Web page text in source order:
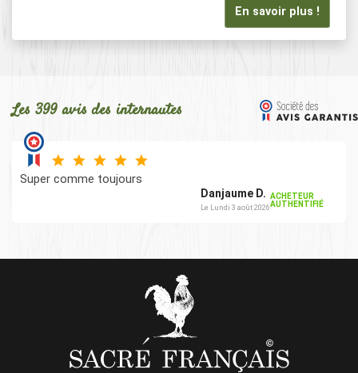
En savoir plus !
Les 399 avis des internautes
Super comme toujours
Danjaume D.
Le Lundi 3 août 2026
ACHETEUR
AUTHENTIFIÉ